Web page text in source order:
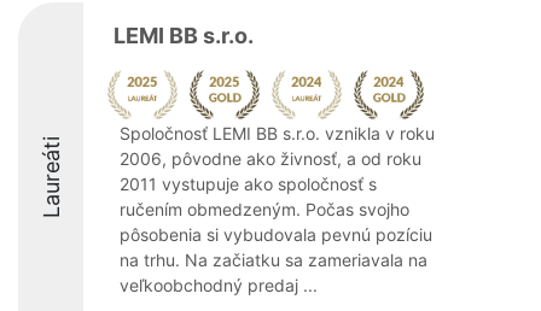
Laureáti
LEMI BB s.r.o.
Spoločnosť LEMI BB s.r.o. vznikla v roku
2006, pôvodne ako živnosť, a od roku
2011 vystupuje ako spoločnosť s
ručením obmedzeným. Počas svojho
pôsobenia si vybudovala pevnú pozíciu
na trhu. Na začiatku sa zameriavala na
veľkoobchodný predaj ...